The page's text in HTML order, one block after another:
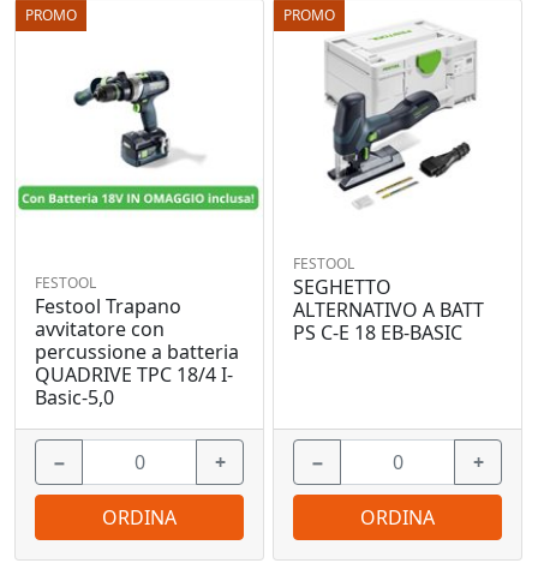
PROMO
FESTOOL
Festool Trapano
avvitatore con
percussione a batteria
QUADRIVE TPC 18/4 I-
Basic-5,0
− +
ORDINA
PROMO
FESTOOL
SEGHETTO
ALTERNATIVO A BATT
PS C-E 18 EB-BASIC
− +
ORDINA